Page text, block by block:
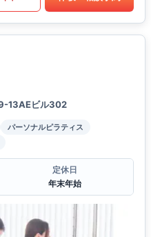
13AEビル302
パーソナルピラティス
定休日
年末年始